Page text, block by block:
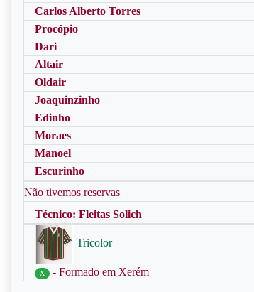
Carlos Alberto Torres
Procópio
Dari
Altair
Oldair
Joaquinzinho
Edinho
Moraes
Manoel
Escurinho
Não tivemos reservas
Técnico: Fleitas Solich
Tricolor
X - Formado em Xerém